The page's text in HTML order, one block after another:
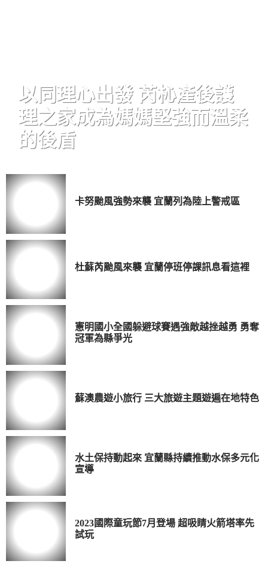
以同理心出發 芮杺產後護
理之家成為媽媽堅強而溫柔
的後盾
卡努颱風強勢來襲 宜蘭列為陸上警戒區
杜蘇芮颱風來襲 宜蘭停班停課訊息看這裡
憲明國小全國躲避球賽遇強敵越挫越勇 勇奪
冠軍為縣爭光
蘇澳農遊小旅行 三大旅遊主題遊遍在地特色
水土保持動起來 宜蘭縣持續推動水保多元化
宣導
2023國際童玩節7月登場 超吸睛火箭塔率先
試玩